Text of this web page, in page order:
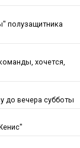
полузащитника
хочется,
до вечера субботы